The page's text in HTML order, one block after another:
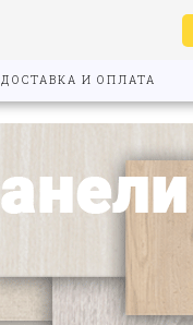
ДОСТАВКА И ОПЛАТА